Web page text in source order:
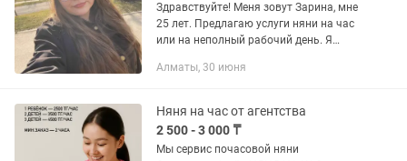
Здравствуйте! Меня зовут Зарина, мне
25 лет. Предлагаю услуги няни на час
или на неполный рабочий день. Я
нахожу общий язык с детьми. Имею
Алматы, 30 июня
Няня на час от агентства
2 500 - 3 000 ₸
Мы сервис почасовой няни